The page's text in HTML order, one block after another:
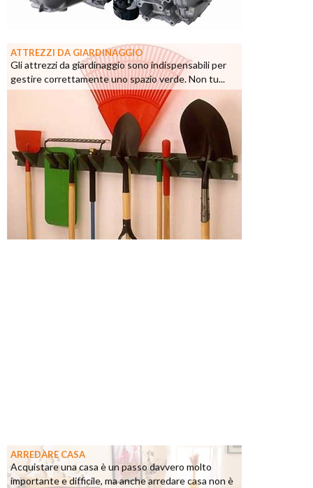
ATTREZZI DA GIARDINAGGIO
Gli attrezzi da giardinaggio sono indispensabili per
gestire correttamente uno spazio verde. Non tu...
ARREDARE CASA
Acquistare una casa è un passo davvero molto
importante e difficile, ma anche arredare casa non è